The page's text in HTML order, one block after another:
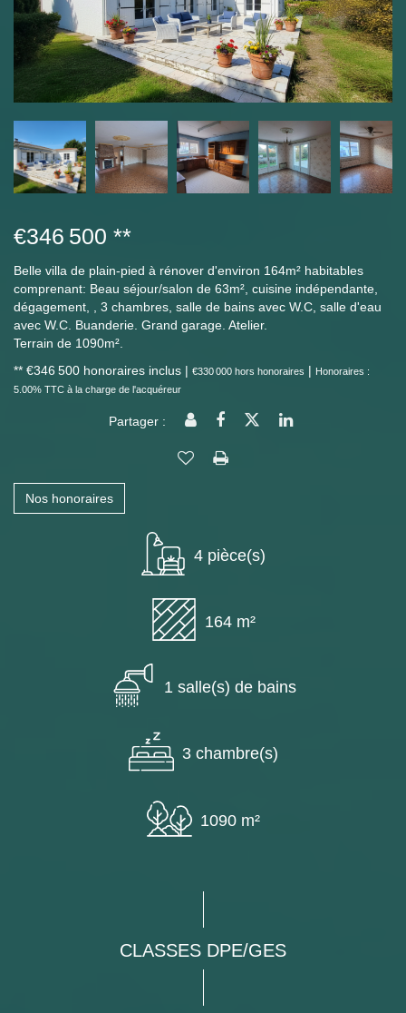
€346 500 **
Belle villa de plain-pied à rénover d'environ 164m² habitables
comprenant: Beau séjour/salon de 63m², cuisine indépendante,
dégagement, , 3 chambres, salle de bains avec W.C, salle d'eau
avec W.C. Buanderie. Grand garage. Atelier.
Terrain de 1090m².
** €346 500 honoraires inclus | €330 000 hors honoraires | Honoraires :
5.00% TTC à la charge de l'acquéreur
Partager :
Nos honoraires
4 pièce(s)
164 m²
1 salle(s) de bains
3 chambre(s)
1090 m²
CLASSES DPE/GES